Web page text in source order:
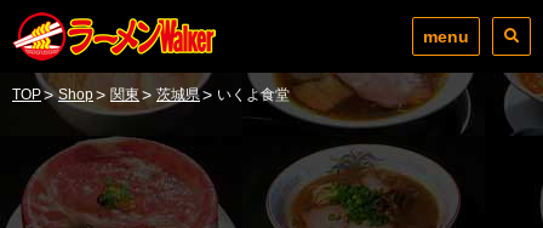
menu
TOP> Shop> 関東 > 茨城県> いくよ食堂